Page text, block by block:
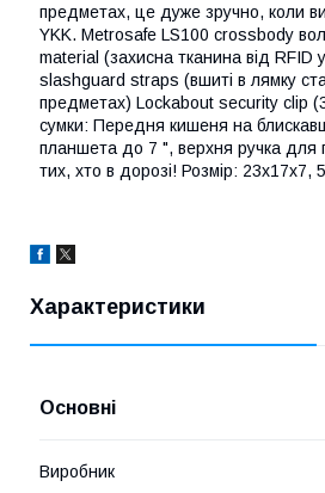
предметах, це дуже зручно, коли
YKK. Metrosafe LS100 crossbody
material (захисна тканина від
slashguard straps (вшиті в лямку
предметах) Lockabout security clip (3
сумки: Передня кишеня на
планшета до 7 ", верхня ручка для
тих, хто в дорозі! Розмір: 23х17х7,
Характеристики
Основні
Виробник